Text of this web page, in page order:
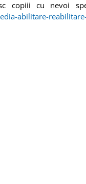
copiii cu nevoi
abilitare-